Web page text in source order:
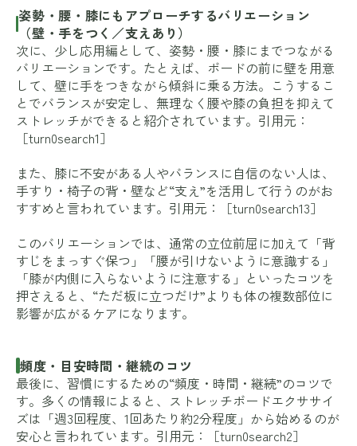
姿勢・腰・膝にもアプローチするバリエーション
（壁・手をつく／支えあり）
次に、少し応用編として、姿勢・腰・膝にまでつながる
バリエーションです。たとえば、ボードの前に壁を用意
して、壁に手をつきながら傾斜に乗る方法。こうするこ
とでバランスが安定し、無理なく腰や膝の負担を抑えて
ストレッチができると紹介されています。引用元：
［turn0search1］
また、膝に不安がある人やバランスに自信のない人は、
手すり・椅子の背・壁など“支え”を活用して行うのがお
すすめと言われています。引用元：［turn0search13］
このバリエーションでは、通常の立位前屈に加えて「背
すじをまっすぐ保つ」「腰が引けないように意識する」
「膝が内側に入らないように注意する」といったコツを
押さえると、“ただ板に立つだけ”よりも体の複数部位に
影響が広がるケアになります。
頻度・目安時間・継続のコツ
最後に、習慣にするための“頻度・時間・継続”のコツで
す。多くの情報によると、ストレッチボードエクササイ
ズは「週3回程度、1回あたり約2分程度」から始めるのが
安心と言われています。引用元：［turn0search2］